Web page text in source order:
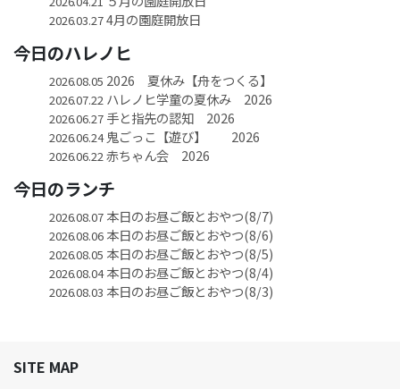
2026.03.274月の園庭開放日
今日のハレノヒ
2026.08.05 2026 夏休み【舟をつくる】
2026.07.22ハレノヒ学童の夏休み 2026
2026.06.27手と指先の認知 2026
2026.06.24鬼ごっこ【遊び】 2026
2026.06.22赤ちゃん会 2026
今日のランチ
2026.08.07本日のお昼ご飯とおやつ(8/7)
2026.08.06本日のお昼ご飯とおやつ(8/6)
2026.08.05 本日のお昼ご飯とおやつ(8/5)
2026.08.04本日のお昼ご飯とおやつ(8/4)
2026.08.03 本日のお昼ご飯とおやつ(8/3)
SITE MAP